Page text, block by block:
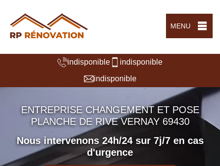
MENU
indisponible
indisponible
indisponible
ENTREPRISE CHANGEMENT ET POSE
PLANCHE DE RIVE VERNAY 69430
Nous intervenons 24h/24 sur 7j/7 en cas
d'urgence